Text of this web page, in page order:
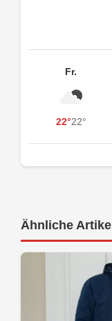
Fr.
22°22°
Ähnliche Artikel